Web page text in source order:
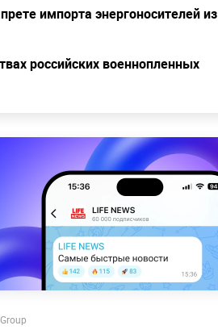
импорта энергоносителей из
российских военнопленных